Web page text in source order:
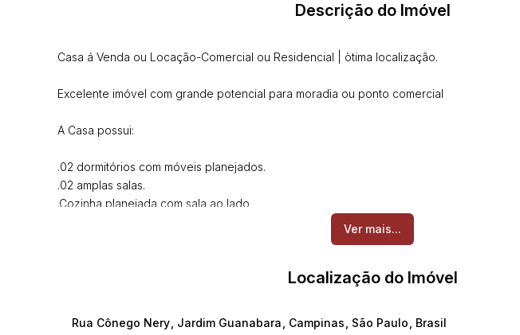
Descrição do Imóvel
Casa á Venda ou Locação-Comercial ou Residencial | òtima localização.
Excelente imóvel com grande potencial para moradia ou ponto comercial
A Casa possui:
.02 dormitórios com móveis planejados.
.02 amplas salas.
.Cozinha planejada com sala ao lado
Ver mais...
Localização do Imóvel
Rua Cônego Nery Jardim Guanabara Campinas São Paulo Brasil